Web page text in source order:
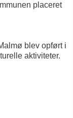
placeret
blev opført i
aktiviteter.